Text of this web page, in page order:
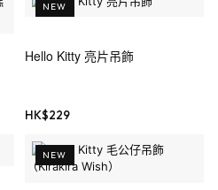
NEW
Hello Kitty 亮片吊飾
HK$229
NEW